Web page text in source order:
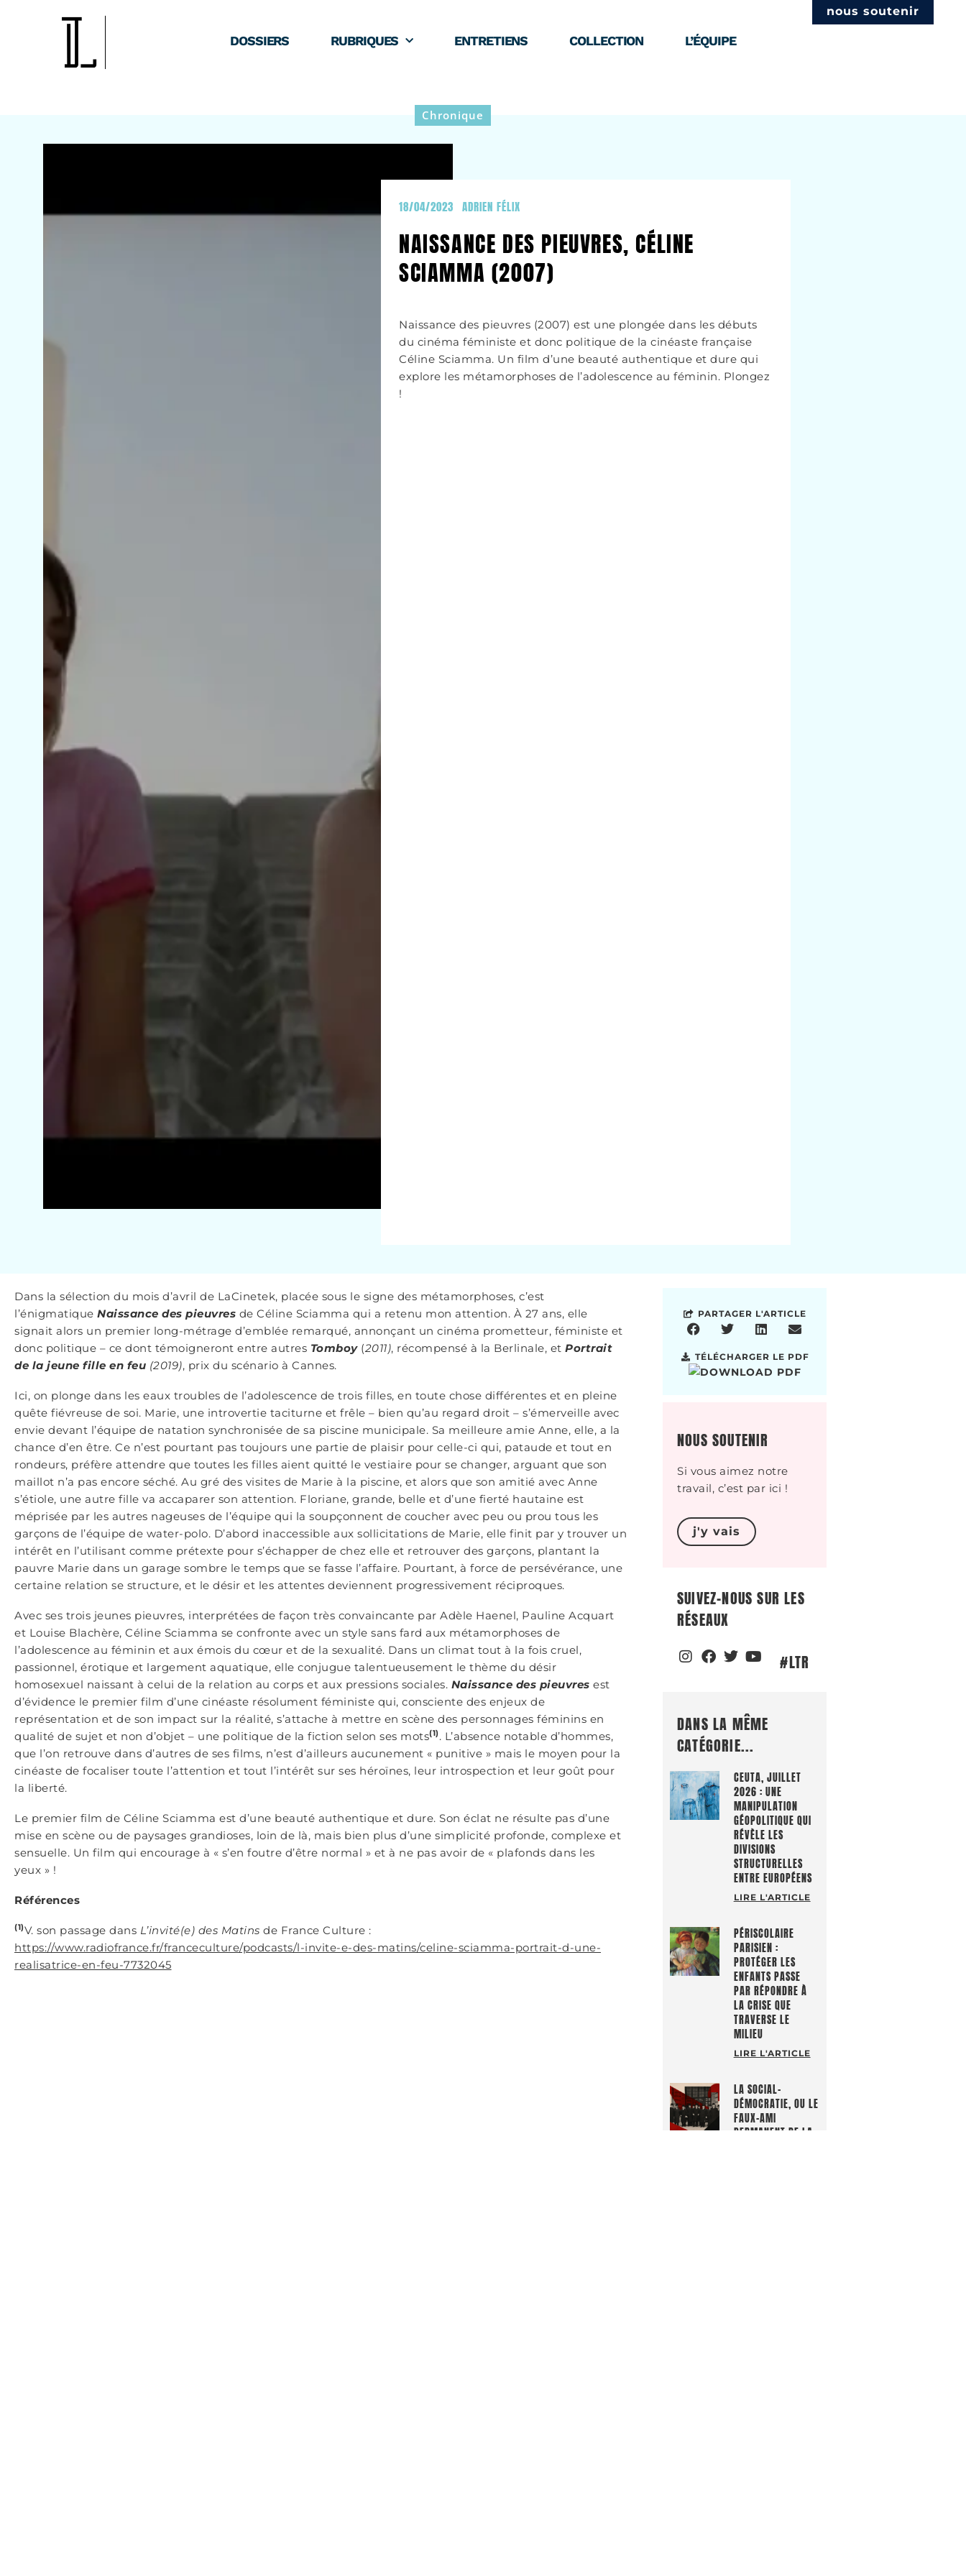
DOSSIERS RUBRIQUES ENTRETIENS COLLECTION L’ÉQUIPE
nous soutenir
Chronique
18/04/2023 ADRIEN FÉLIX
NAISSANCE DES PIEUVRES, CÉLINE
SCIAMMA (2007)
Naissance des pieuvres (2007) est une plongée dans les débuts
du cinéma féministe et donc politique de la cinéaste française
Céline Sciamma. Un film d’une beauté authentique et dure qui
explore les métamorphoses de l’adolescence au féminin. Plongez
!
Dans la sélection du mois d’avril de LaCinetek, placée sous le signe des métamorphoses, c’est
l’énigmatique Naissance des pieuvres de Céline Sciamma qui a retenu mon attention. À 27 ans, elle
signait alors un premier long-métrage d’emblée remarqué, annonçant un cinéma prometteur, féministe et
donc politique – ce dont témoigneront entre autres Tomboy (2011), récompensé à la Berlinale, et Portrait
de la jeune fille en feu (2019), prix du scénario à Cannes.
Ici, on plonge dans les eaux troubles de l’adolescence de trois filles, en toute chose différentes et en pleine
quête fiévreuse de soi. Marie, une introvertie taciturne et frêle – bien qu’au regard droit – s’émerveille avec
envie devant l’équipe de natation synchronisée de sa piscine municipale. Sa meilleure amie Anne, elle, a la
chance d’en être. Ce n’est pourtant pas toujours une partie de plaisir pour celle-ci qui, pataude et tout en
rondeurs, préfère attendre que toutes les filles aient quitté le vestiaire pour se changer, arguant que son
maillot n’a pas encore séché. Au gré des visites de Marie à la piscine, et alors que son amitié avec Anne
s’étiole, une autre fille va accaparer son attention. Floriane, grande, belle et d’une fierté hautaine est
méprisée par les autres nageuses de l’équipe qui la soupçonnent de coucher avec peu ou prou tous les
garçons de l’équipe de water-polo. D’abord inaccessible aux sollicitations de Marie, elle finit par y trouver un
intérêt en l’utilisant comme prétexte pour s’échapper de chez elle et retrouver des garçons, plantant la
pauvre Marie dans un garage sombre le temps que se fasse l’affaire. Pourtant, à force de persévérance, une
certaine relation se structure, et le désir et les attentes deviennent progressivement réciproques.
Avec ses trois jeunes pieuvres, interprétées de façon très convaincante par Adèle Haenel, Pauline Acquart
et Louise Blachère, Céline Sciamma se confronte avec un style sans fard aux métamorphoses de
l’adolescence au féminin et aux émois du cœur et de la sexualité. Dans un climat tout à la fois cruel,
passionnel, érotique et largement aquatique, elle conjugue talentueusement le thème du désir
homosexuel naissant à celui de la relation au corps et aux pressions sociales. Naissance des pieuvres est
d’évidence le premier film d’une cinéaste résolument féministe qui, consciente des enjeux de
représentation et de son impact sur la réalité, s’attache à mettre en scène des personnages féminins en
qualité de sujet et non d’objet – une politique de la fiction selon ses mots(1) . L’absence notable d’hommes,
que l’on retrouve dans d’autres de ses films, n’est d’ailleurs aucunement « punitive » mais le moyen pour la
cinéaste de focaliser toute l’attention et tout l’intérêt sur ses héroïnes, leur introspection et leur goût pour
la liberté.
Le premier film de Céline Sciamma est d’une beauté authentique et dure. Son éclat ne résulte pas d’une
mise en scène ou de paysages grandioses, loin de là, mais bien plus d’une simplicité profonde, complexe et
sensuelle. Un film qui encourage à « s’en foutre d’être normal » et à ne pas avoir de « plafonds dans les
yeux » !
Références
(1)V. son passage dans L’invité(e) des Matins de France Culture :
https://www.radiofrance.fr/franceculture/podcasts/l-invite-e-des-matins/celine-sciamma-portrait-d-une-
realisatrice-en-feu-7732045
PARTAGER L'ARTICLE
TÉLÉCHARGER LE PDF
NOUS SOUTENIR
Si vous aimez notre
travail, c’est par ici !
j'y vais
SUIVEZ-NOUS SUR LES
RÉSEAUX
#LTR
DANS LA MÊME
CATÉGORIE...
CEUTA, JUILLET
2026 : UNE
MANIPULATION
GÉOPOLITIQUE QUI
RÉVÈLE LES
DIVISIONS
STRUCTURELLES
ENTRE EUROPÉENS
LIRE L'ARTICLE
PÉRISCOLAIRE
PARISIEN :
PROTÉGER LES
ENFANTS PASSE
PAR RÉPONDRE À
LA CRISE QUE
TRAVERSE LE
MILIEU
LIRE L'ARTICLE
LA SOCIAL-
DÉMOCRATIE, OU LE
FAUX-AMI
PERMANENT DE LA